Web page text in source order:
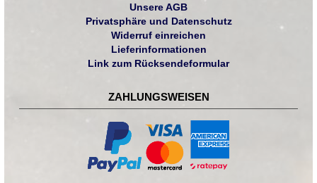
Unsere AGB
Privatsphäre und Datenschutz
Widerruf einreichen
Lieferinformationen
Link zum Rücksendeformular
ZAHLUNGSWEISEN